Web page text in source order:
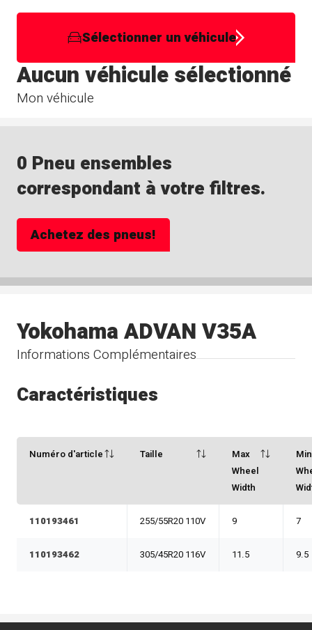
Sélectionner un véhicule
Mon véhicule
Aucun véhicule sélectionné
0 Pneu ensembles
correspondant à votre filtres.
Achetez des pneus!
Informations Complémentaires
Yokohama ADVAN V35A
Caractéristiques
Numéro d'article Taille
Max
Wheel
Width
Min
110193461 255/55R20 110V 9 7
110193462 305/45R20 116V 11.5 9.5